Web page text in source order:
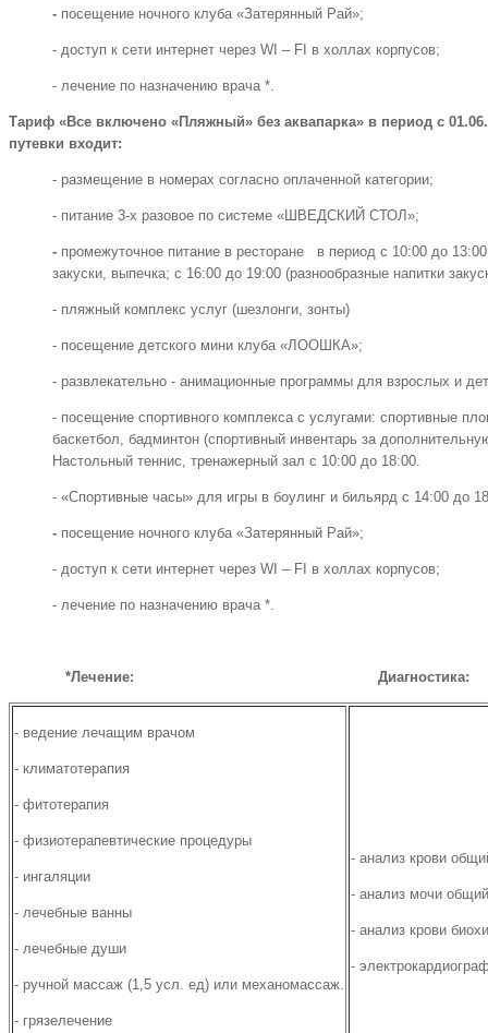
- посещение ночного клуба «Затерянный Рай»;
- доступ к сети интернет через WI – FI в холлах корпусов;
- лечение по назначению врача *.
Тариф «Все включено «Пляжный» без аквапарка» в период с
путевки входит:
- размещение в номерах согласно оплаченной категории;
- питание 3-х разовое по системе «ШВЕДСКИЙ СТОЛ»;
- промежуточное питание в ресторане в период с 10:00 до 13:00
закуски, выпечка; с 16:00 до 19:00 (разнообразные напитки
- пляжный комплекс услуг (шезлонги, зонты)
- посещение детского мини клуба «ЛООШКА»;
- развлекательно - анимационные программы для взрослых и
- посещение спортивного комплекса с услугами: спортивные
баскетбол, бадминтон (спортивный инвентарь за
Настольный теннис, тренажерный зал с 10:00 до 18:00.
- «Спортивные часы» для игры в боулинг и бильярд с 14:00 до
- посещение ночного клуба «Затерянный Рай»;
- доступ к сети интернет через WI – FI в холлах корпусов;
- лечение по назначению врача *.
*Лечение: Диагностика:
- ведение лечащим врачом
- климатотерапия
- фитотерапия
- физиотерапевтические процедуры
- ингаляции
- лечебные ванны
- лечебные души
- ручной массаж (1,5 усл. ед) или механомассаж.
- грязелечение
- анализ крови
- анализ мочи общий
- анализ крови
-